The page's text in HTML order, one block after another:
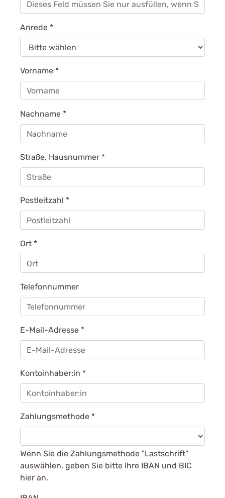
Anrede *
Vorname *
Nachname *
Straße, Hausnummer *
Postleitzahl *
Ort *
Telefonnummer
E-Mail-Adresse *
Kontoinhaber:in *
Zahlungsmethode *
Wenn Sie die Zahlungsmethode "Lastschrift"
auswählen, geben Sie bitte Ihre IBAN und BIC
hier an.